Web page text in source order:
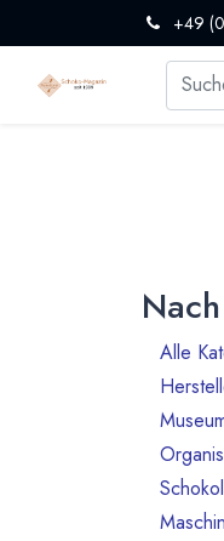
+49
Alle